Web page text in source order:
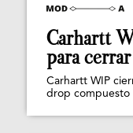
Carhartt
para
Carhartt WIP
drop compuesto